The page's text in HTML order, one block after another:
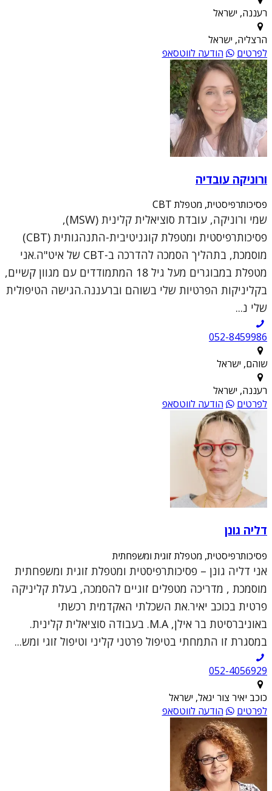
רעננה, ישראל
הרצליה, ישראל
לפרטים
הודעה לווטסאפ
ורוניקה עובדיה
פסיכותרפיסטית, מטפלת CBT
שמי ורוניקה, עובדת סוציאלית קלינית (MSW),
פסיכותרפיסטית ומטפלת קוגניטיבית-התנהגותית (CBT)
מוסמכת, בתהליך הסמכה להדרכה ב-CBT של איט"ה.אני
מטפלת במבוגרים מעל גיל 18 המתמודדים עם מגוון קשיים,
בקליניקות הפרטיות שלי בשוהם וברעננה.הגישה הטיפולית
שלי נ...
052-8459986
שוהם, ישראל
רעננה, ישראל
לפרטים
הודעה לווטסאפ
דליה גונן
פסיכותרפיסטית, מטפלת זוגית ומשפחתית
אני דליה גונן – פסיכותרפיסטית ומטפלת זוגית ומשפחתית
מוסמכת , מדריכה מטפלים זוגיים להסמכה, בעלת קליניקה
פרטית בכוכב יאיר.את השכלתי האקדמית רכשתי
באוניברסיטת בר אילן, M.A. בעבודה סוציאלית קלינית.
במסגרת זו התמחתי בטיפול פרטני קליני וטיפול זוגי ומש...
052-4056929
כוכב יאיר צור יגאל, ישראל
לפרטים
הודעה לווטסאפ